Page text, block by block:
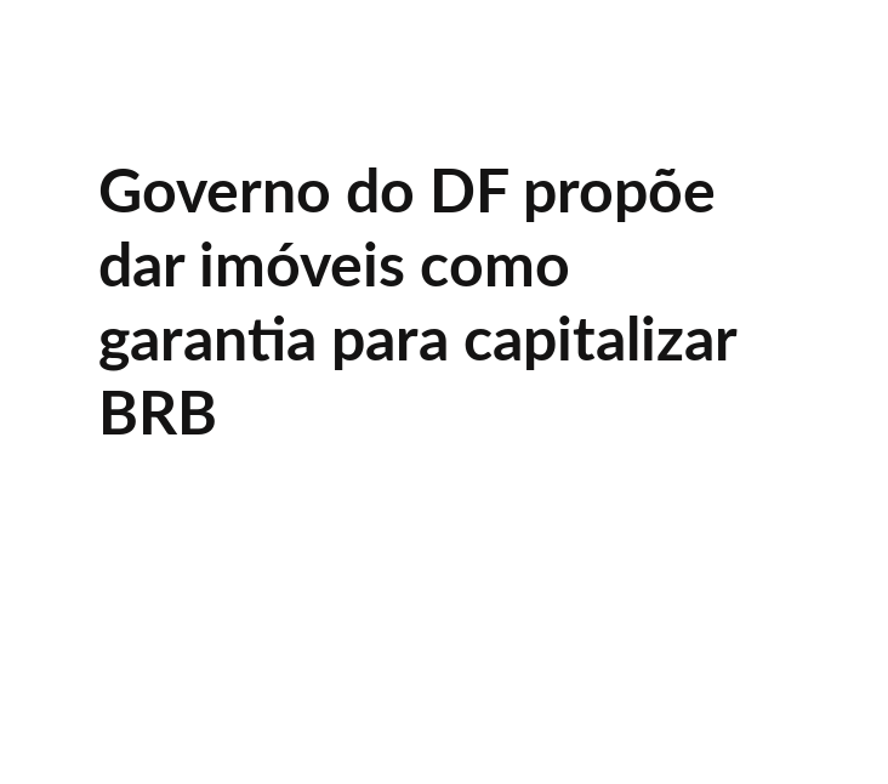
Governo do DF propõe
dar imóveis como
garantia para capitalizar
BRB